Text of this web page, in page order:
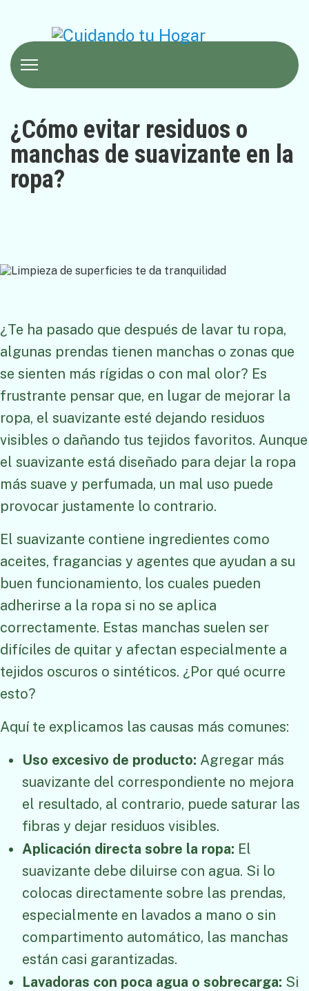
¿Cómo evitar residuos o
manchas de suavizante en la
ropa?
¿Te ha pasado que después de lavar tu ropa,
algunas prendas tienen manchas o zonas que
se sienten más rígidas o con mal olor? Es
frustrante pensar que, en lugar de mejorar la
ropa, el suavizante esté dejando residuos
visibles o dañando tus tejidos favoritos. Aunque
el suavizante está diseñado para dejar la ropa
más suave y perfumada, un mal uso puede
provocar justamente lo contrario.
El suavizante contiene ingredientes como
aceites, fragancias y agentes que ayudan a su
buen funcionamiento, los cuales pueden
adherirse a la ropa si no se aplica
correctamente. Estas manchas suelen ser
difíciles de quitar y afectan especialmente a
tejidos oscuros o sintéticos. ¿Por qué ocurre
esto?
Aquí te explicamos las causas más comunes:
Uso excesivo de producto: Agregar más
suavizante del correspondiente no mejora
el resultado, al contrario, puede saturar las
fibras y dejar residuos visibles.
Aplicación directa sobre la ropa: El
suavizante debe diluirse con agua. Si lo
colocas directamente sobre las prendas,
especialmente en lavados a mano o sin
compartimento automático, las manchas
están casi garantizadas.
Lavadoras con poca agua o sobrecarga: Si